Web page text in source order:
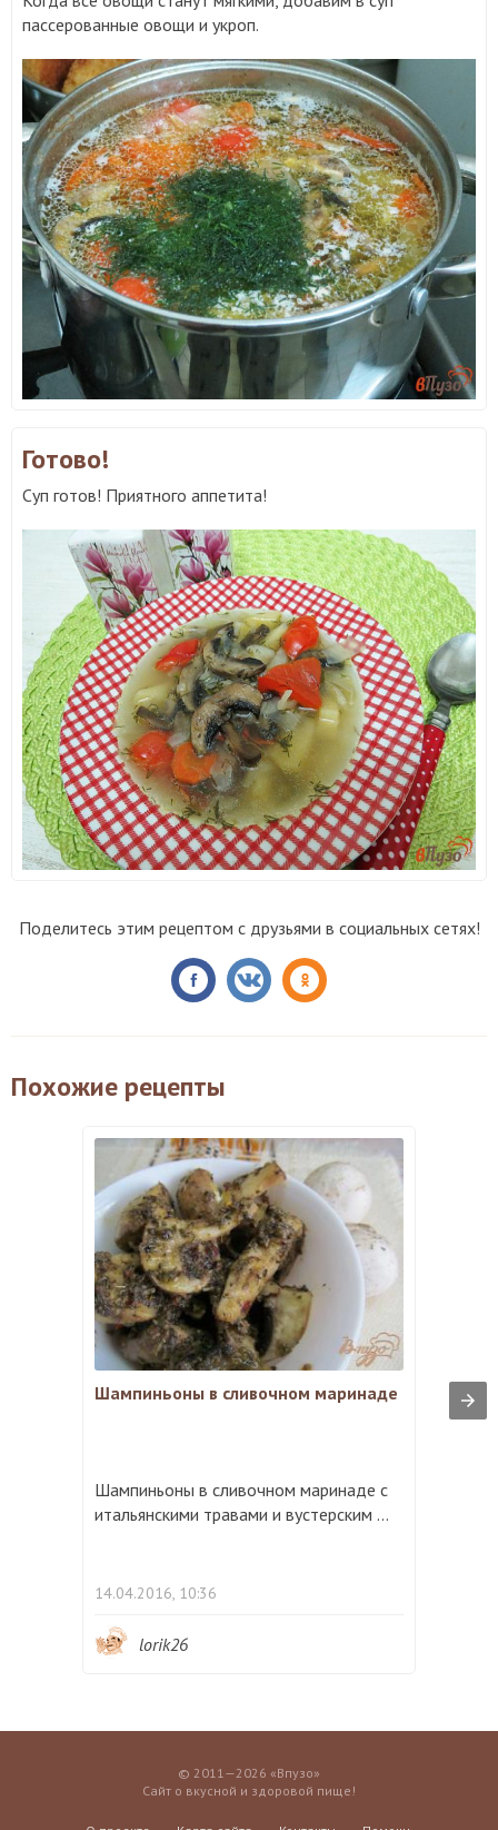
пассерованные овощи и укроп.
Готово!
Суп готов! Приятного аппетита!
Поделитесь этим рецептом с друзьями в социальных сетях!
Похожие рецепты
Шампиньоны в сливочном маринаде
Шампиньоны в сливочном маринаде с
итальянскими травами и вустерским ...
14.04.2016, 10:36
lorik26
© 2011—2026 «Впузо»
Сайт о вкусной и здоровой пище!